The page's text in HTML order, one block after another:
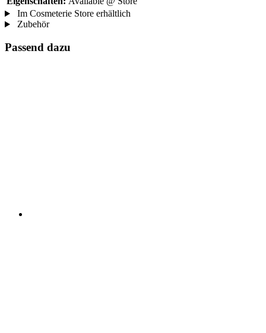
Im Cosmeterie Store erhältlich
Zubehör
Passend dazu